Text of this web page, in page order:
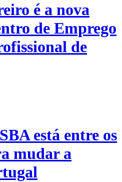
é a nova
de Emprego
de
está entre os
mudar a